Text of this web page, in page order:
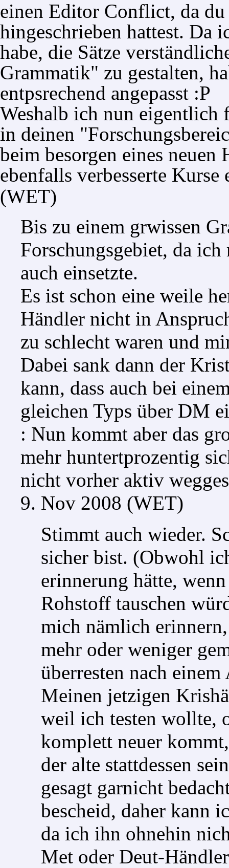
einen Editor Conflict, da
hingeschrieben hattest. Da
habe, die Sätze
Grammatik" zu gestalten,
entpsrechend angepasst :P
Weshalb ich nun eigentlich
in deinen
beim besorgen eines neuen
ebenfalls verbesserte
(WET)
Bis zu einem grwissen
Forschungsgebiet, da
auch einsetzte.
Es ist schon eine weile
Händler nicht in
zu schlecht waren und
Dabei sank dann der
kann, dass auch bei
gleichen Typs über DM
: Nun kommt aber das
mehr huntertprozentig
nicht vorher aktiv
9. Nov 2008 (WET)
Stimmt auch wieder.
sicher bist. (Obwohl
erinnerung hätte,
Rohstoff tauschen
mich nämlich
mehr oder weniger
überresten nach
Meinen jetzigen
weil ich testen wollte,
komplett neuer
der alte stattdessen
gesagt garnicht
bescheid, daher kann
da ich ihn ohnehin
Met oder Deut-